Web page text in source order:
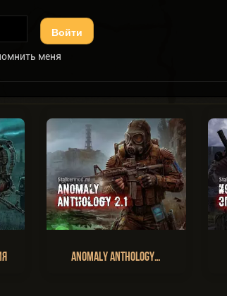
Войти
меня
Anomaly Anthology…